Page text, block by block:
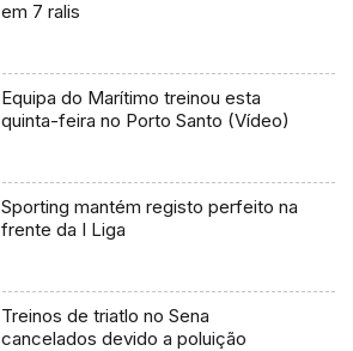
em 7 ralis
Equipa do Marítimo treinou esta
quinta-feira no Porto Santo (Vídeo)
Sporting mantém registo perfeito na
frente da I Liga
Treinos de triatlo no Sena
cancelados devido a poluição